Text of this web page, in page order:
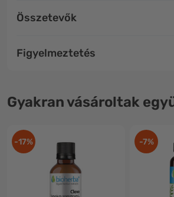
Összetevők
Figyelmeztetés
Gyakran vásároltak
-17% -7%